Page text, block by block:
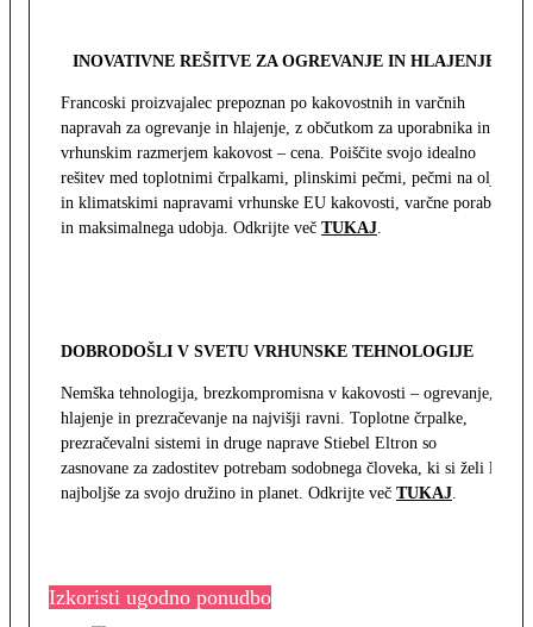
INOVATIVNE REŠITVE ZA OGREVANJE IN HLAJENJE
Francoski proizvajalec prepoznan po kakovostnih in varčnih
napravah za ogrevanje in hlajenje, z občutkom za uporabnika in z
vrhunskim razmerjem kakovost – cena. Poiščite svojo idealno
rešitev med toplotnimi črpalkami, plinskimi pečmi, pečmi na olje
in klimatskimi napravami vrhunske EU kakovosti, varčne porabe
in maksimalnega udobja. Odkrijte več TUKAJ.
DOBRODOŠLI V SVETU VRHUNSKE TEHNOLOGIJE
Nemška tehnologija, brezkompromisna v kakovosti – ogrevanje,
hlajenje in prezračevanje na najvišji ravni. Toplotne črpalke,
prezračevalni sistemi in druge naprave Stiebel Eltron so
zasnovane za zadostitev potrebam sodobnega človeka, ki si želi le
najboljše za svojo družino in planet. Odkrijte več TUKAJ.
Izkoristi ugodno ponudbo